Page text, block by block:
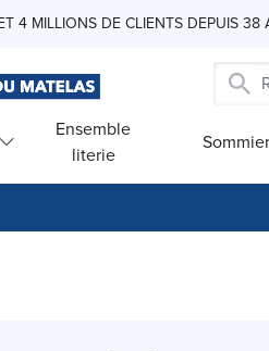
4 MILLIONS DE CLIENTS DEPUIS 38
Ensemble
literie
Sommier